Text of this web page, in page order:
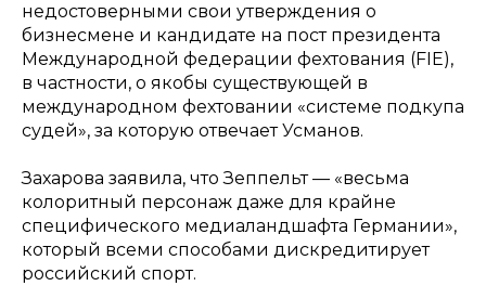
недостоверными свои утверждения о
бизнесмене и кандидате на пост президента
Международной федерации фехтования (FIE),
в частности, о якобы существующей в
международном фехтовании «системе подкупа
судей», за которую отвечает Усманов.
Захарова заявила, что Зеппельт — «весьма
колоритный персонаж даже для крайне
специфического медиаландшафта Германии»,
который всеми способами дискредитирует
российский спорт.